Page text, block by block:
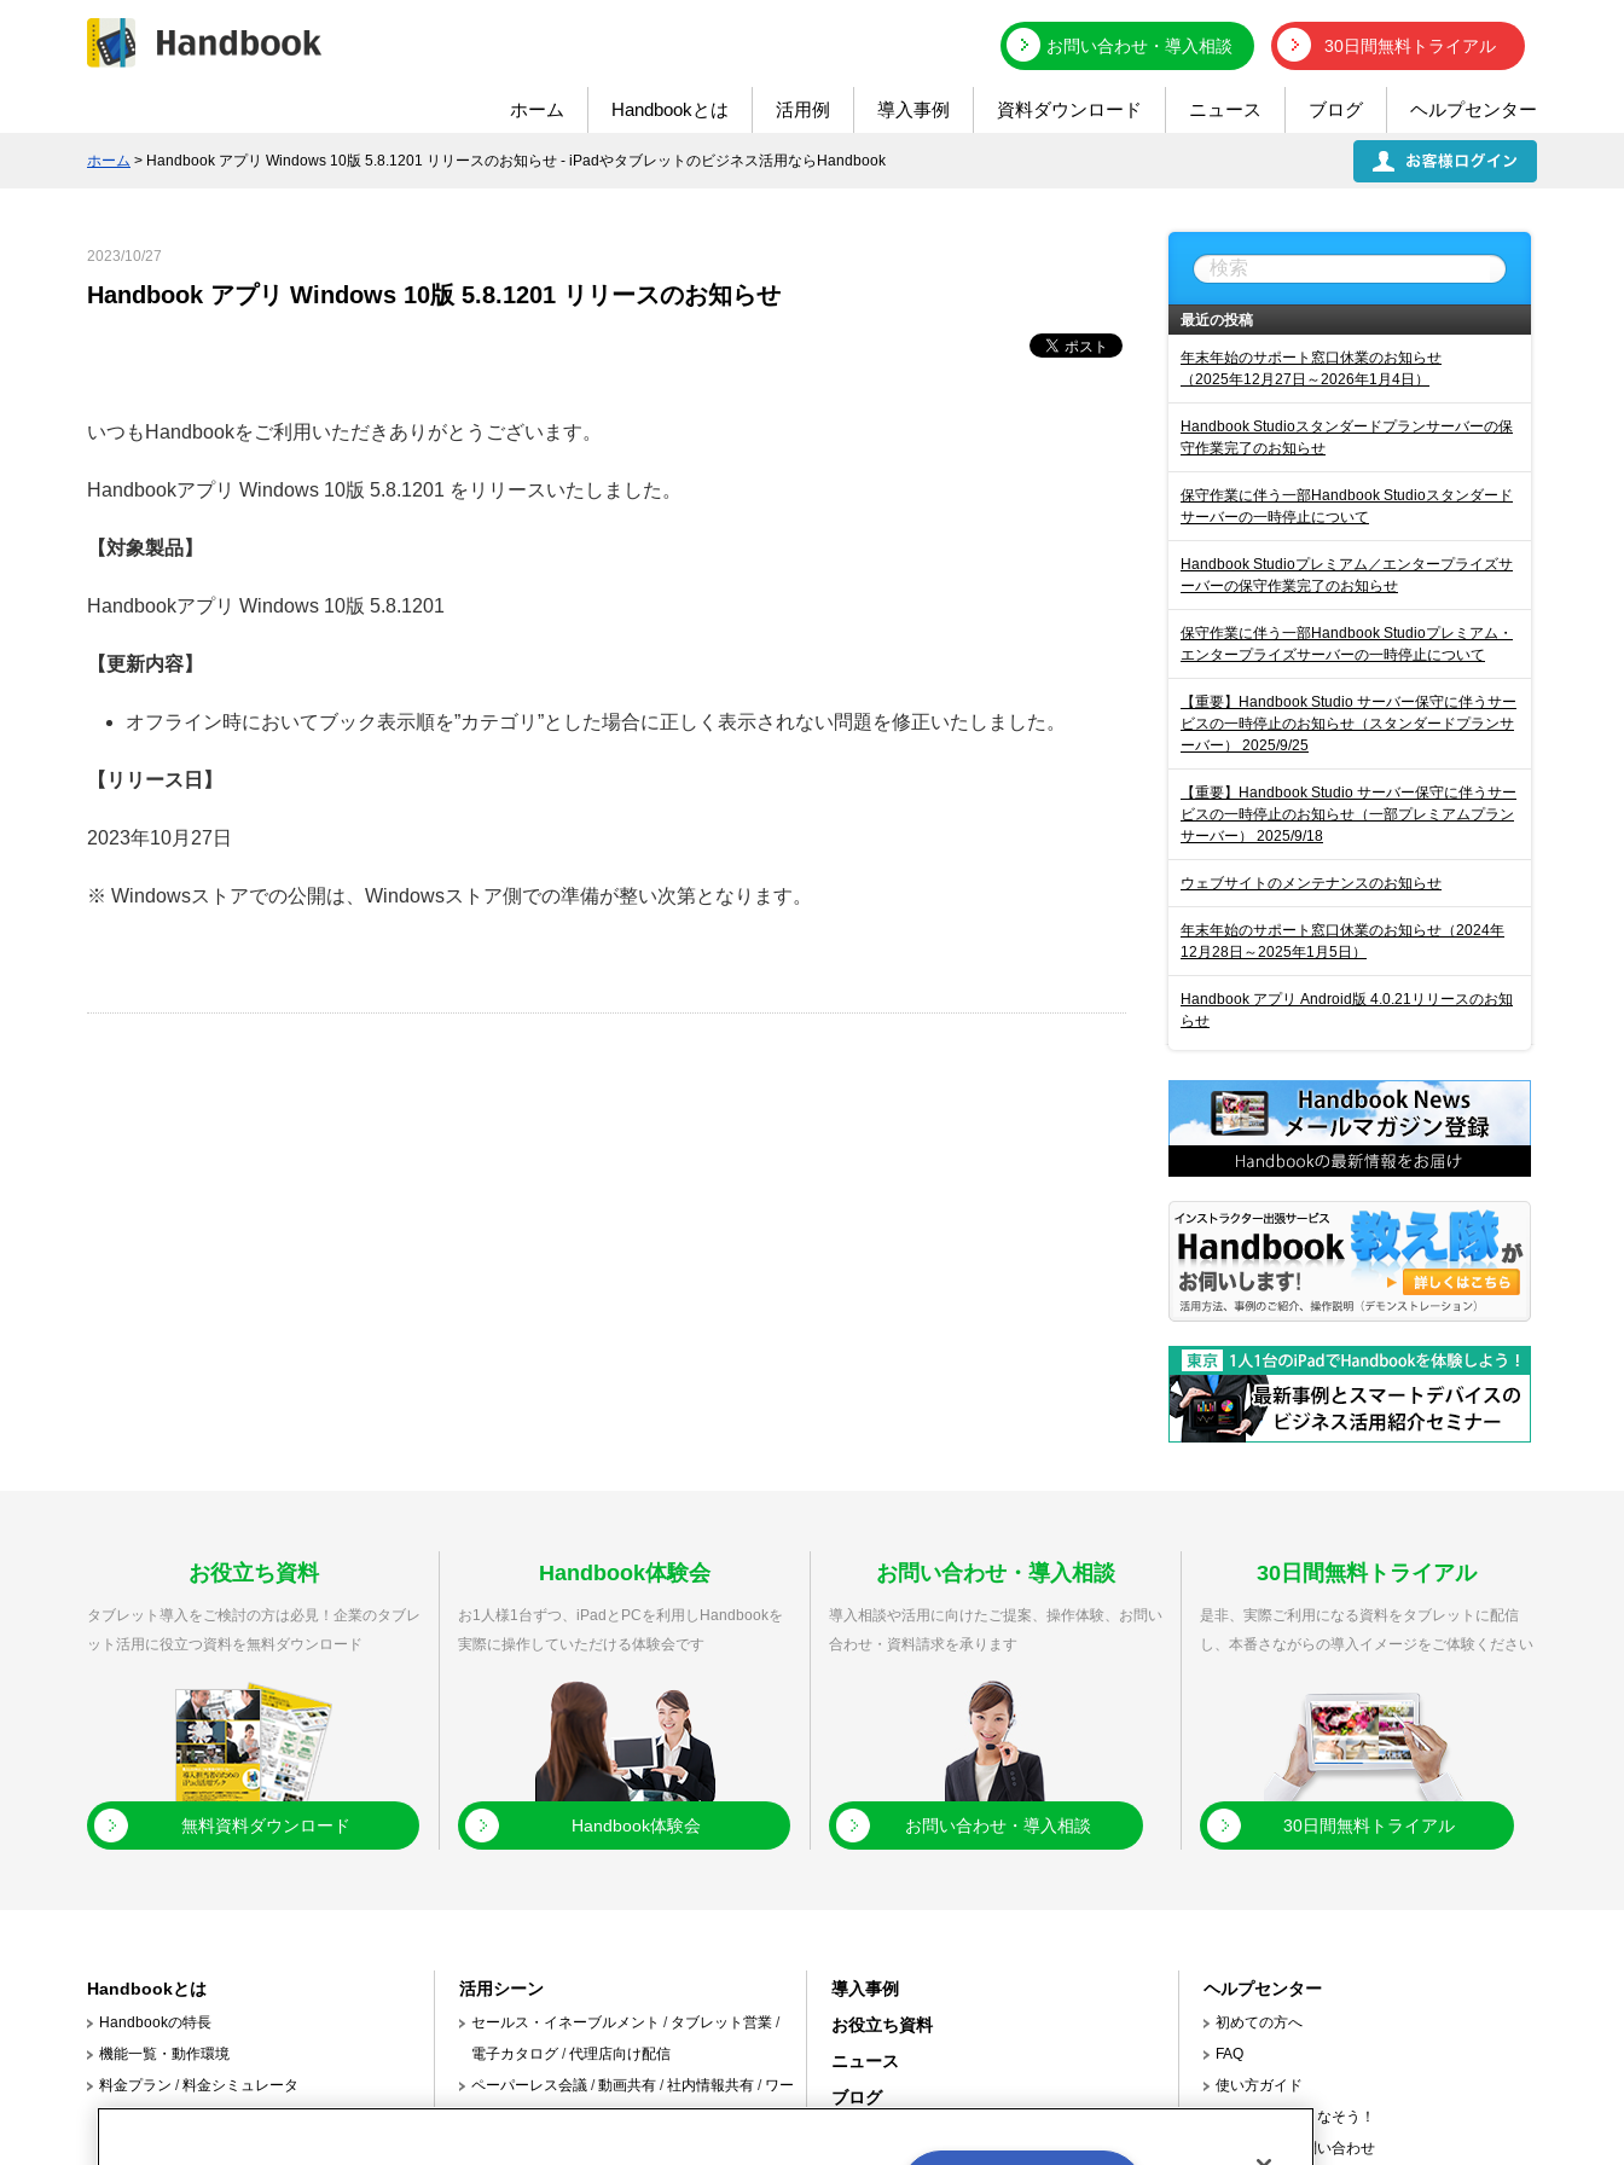
お問い合わせ・導入相談 30日間無料トライアル
ホーム Handbookとは 活用例 導入事例 資料ダウンロード ニュース ブログ ヘルプセンター
ホーム > Handbook アプリ Windows 10版 5.8.1201 リリースのお知らせ - iPadやタブレットのビジネス活用ならHandbook
2023/10/27
Handbook アプリ Windows 10版 5.8.1201 リリースのお知らせ
いつもHandbookをご利用いただきありがとうございます。
Handbookアプリ Windows 10版 5.8.1201 をリリースいたしました。
【対象製品】
Handbookアプリ Windows 10版 5.8.1201
【更新内容】
オフライン時においてブック表示順を”カテゴリ”とした場合に正しく表示されない問題を修正いたしました。
【リリース日】
2023年10月27日
※ Windowsストアでの公開は、Windowsストア側での準備が整い次第となります。
最近の投稿
年末年始のサポート窓口休業のお知らせ
（2025年12月27日～2026年1月4日）
Handbook Studioスタンダードプランサーバーの保
守作業完了のお知らせ
保守作業に伴う一部Handbook Studioスタンダード
サーバーの一時停止について
Handbook Studioプレミアム／エンタープライズサ
ーバーの保守作業完了のお知らせ
保守作業に伴う一部Handbook Studioプレミアム・
エンタープライズサーバーの一時停止について
【重要】Handbook Studio サーバー保守に伴うサー
ビスの一時停止のお知らせ（スタンダードプランサ
ーバー） 2025/9/25
【重要】Handbook Studio サーバー保守に伴うサー
ビスの一時停止のお知らせ（一部プレミアムプラン
サーバー） 2025/9/18
ウェブサイトのメンテナンスのお知らせ
年末年始のサポート窓口休業のお知らせ（2024年
12月28日～2025年1月5日）
Handbook アプリ Android版 4.0.21リリースのお知
らせ
お役立ち資料
タブレット導入をご検討の方は必見！企業のタブレ
ット活用に役立つ資料を無料ダウンロード
無料資料ダウンロード
Handbook体験会
お1人様1台ずつ、iPadとPCを利用しHandbookを
実際に操作していただける体験会です
Handbook体験会
お問い合わせ・導入相談
導入相談や活用に向けたご提案、操作体験、お問い
合わせ・資料請求を承ります
お問い合わせ・導入相談
30日間無料トライアル
是非、実際ご利用になる資料をタブレットに配信
し、本番さながらの導入イメージをご体験ください
30日間無料トライアル
Handbookとは
Handbookの特長
機能一覧・動作環境
料金プラン /料金シミュレータ
活用シーン
セールス・イネーブルメント / タブレット営業 /
電子カタログ /代理店向け配信
ペーパーレス会議 /動画共有 /社内情報共有 / ワー
導入事例
お役立ち資料
ニュース
ブログ
ヘルプセンター
初めての方へ
FAQ
使い方ガイド
【連載】使いこなそう！
サポートへの問い合わせ